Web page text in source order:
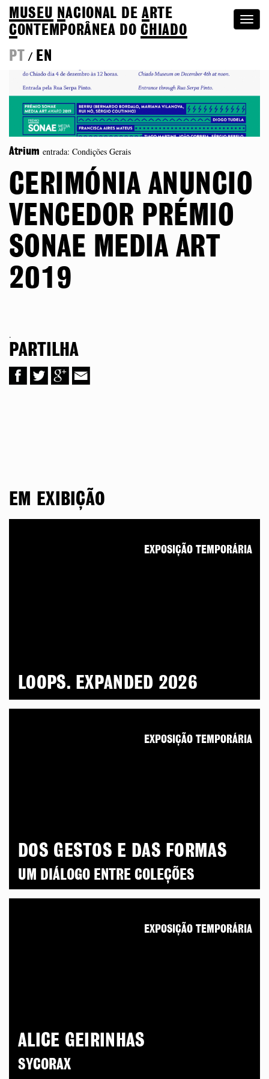
MUSEU NACIONAL DEA RTE
CONTEMPORÂNEA DOCHIADO
PT
/ EN
Atrium entrada: Condições Gerais
CERIMÓNIA ANUNCIO
VENCEDOR PRÉMIO
SONAE MEDIA ART
2019
.
PARTILHA
EM EXIBIÇÃO
LOOPS. EXPANDED 2026
EXPOSIÇÃO TEMPORÁRIA
DOS GESTOS E DAS FORMAS
UM DIÁLOGO ENTRE COLEÇÕES
EXPOSIÇÃO TEMPORÁRIA
ALICE GEIRINHAS
SYCORAX
EXPOSIÇÃO TEMPORÁRIA